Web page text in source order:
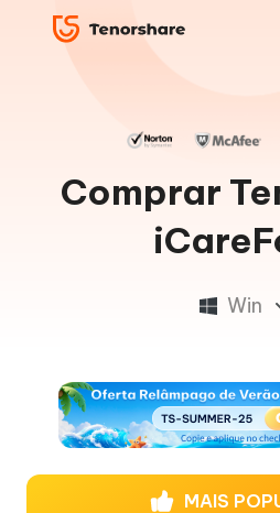
Comprar
Win
MAIS